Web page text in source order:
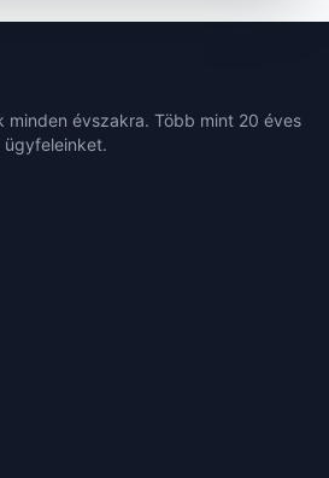
minden évszakra. Több mint 20 éves